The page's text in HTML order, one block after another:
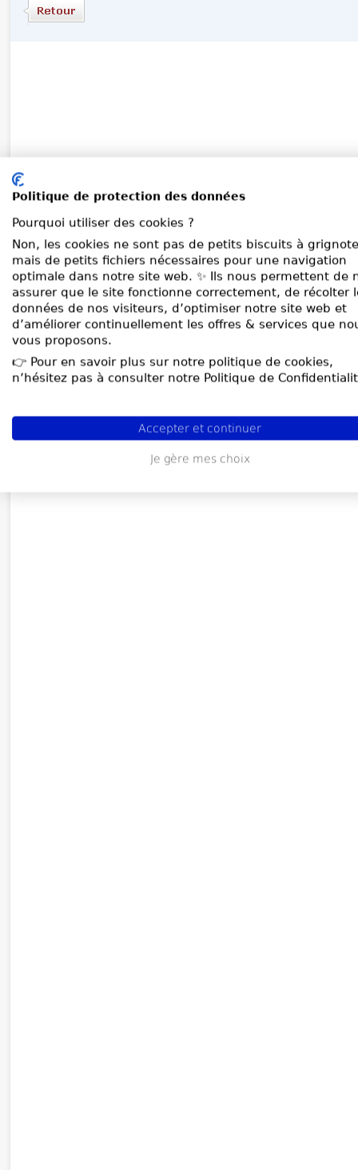
Politique de protection des données
Pourquoi utiliser des cookies ?
Non, les cookies ne sont pas de petits biscuits à
mais de petits fichiers nécessaires pour une navigation
optimale dans notre site web. ✨ Ils nous permettent de
assurer que le site fonctionne correctement, de récolter
données de nos visiteurs, d’optimiser notre site web et
d’améliorer continuellement les offres & services que
vous proposons.
👉 Pour en savoir plus sur notre politique de cookies,
n’hésitez pas à consulter notre Politique de
Accepter et continuer
Je gère mes choix